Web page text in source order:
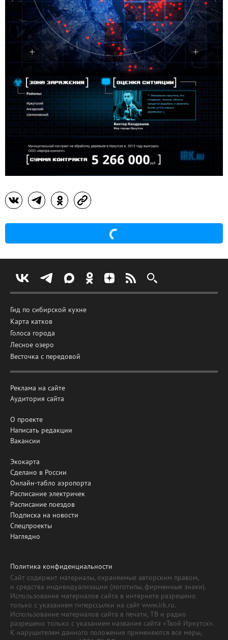
Гид по сибирской кухне
Карта катков
Голоса города
Лесное озеро
Весточка с передовой
Реклама на сайте
Аудитория сайта
О проекте
Написать редакции
Вакансии
Экокарта
Сделано в России
Онлайн-табло аэропорта
Расписание электричек
Расписание поездов
Подписка на новости
Спецпроекты
Наглядно
Политика конфиденциальности
Сайт содержит материалы, охраняемые авторским правом,
и средства индивидуализации (логотипы, фирменные знаки).
Использование материалов сайта в интернете разрешено
только с указанием гиперссылки на сайт www.irk.ru.
Использование материалов сайта в печати, ТВ и радио
разрешено только с указанием названия сайта «Твой Иркутск».
К нарушителям данного положения применяются все меры,